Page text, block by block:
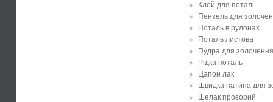
Клей для поталі
Пензель для
Поталь в рулонах
Поталь листова
Пудра для золочення
Рідка поталь
Цапон лак
Швидка патина для
Шелак прозорий